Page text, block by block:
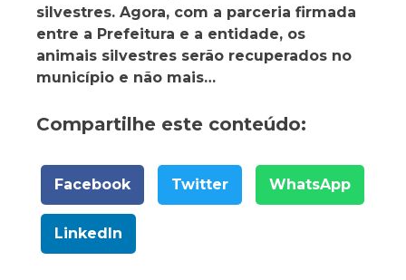
silvestres. Agora, com a parceria firmada
entre a Prefeitura e a entidade, os
animais silvestres serão recuperados no
município e não mais…
Compartilhe este conteúdo:
Facebook Twitter WhatsApp
LinkedIn